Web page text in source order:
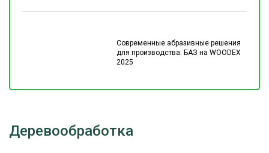
Современные абразивные решения
для производства: БАЗ на WOODEX
2025
Деревообработка